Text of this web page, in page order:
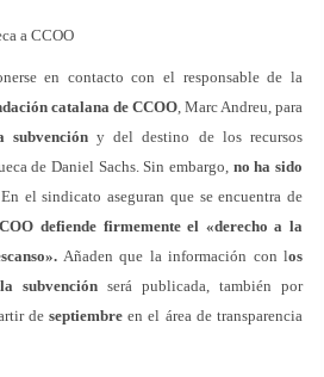
a CCOO
en contacto con el responsable de la
catalana de CCOO, Marc Andreu, para
subvencióny del destino de los recursos
de Daniel Sachs. Sin embargo, no ha sido
En el sindicato aseguran que se encuentra de
defiende firmemente el «derecho a la
Añaden que la información con los
subvención será publicada, también por
de septiembreen el área de transparencia